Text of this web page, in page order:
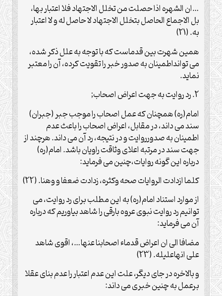
…ان الشهره اذا حصلت من تخلل الاجتهاد فلا اعتبار بها،
بل الاجماع الحاصل بتخلل الاجتهاد لا حاصل له و لا اعتبار
به. (21)
همین شهرت بین قدماست که با توجه به علل ذکر شده،
می توانداطمینان به صدور خبر را تقویت کرده، آن را معتبر
نماید.
2. رد روایت به جهت اعراض اصحاب;
امام(ره) همچنان که عمل اصحاب را موجب جبر (جبران)
سند می داند، در مقابل، اعراض اصحاب را باعث عدم
اطمینان به صدورروایت و در نتیجه، رد آن می داند. هرچند از
جهت سند در مرتبه اعلای وثاقت راویان باشد. امام(ره)
درباره این گونه روایات،چنین می فرماید:
کلما ازدادت الروایات صحه وکثره، زدادت ضعفا و وهنا. (22)
از موارد استناد امام(ره) به این مطلب برای رد روایت، می
توانیم رد روایت نبوی عروه بارقی را شاهد بیاوریم که درباره
آن می فرماید:
مضافا الی ان اعراض قدماء اصحابنا عنها…، اقوی شاهد
علی انهاعلیله. (23)
و بالاخره در جای دیگر، علت این عدم اعتبار را عدم بنای عقلا
برعمل به چنین خبری می داند: